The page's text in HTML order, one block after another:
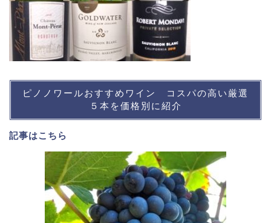
ピノノワールおすすめワイン コスパの高い厳選
５本を価格別に紹介
記事はこちら